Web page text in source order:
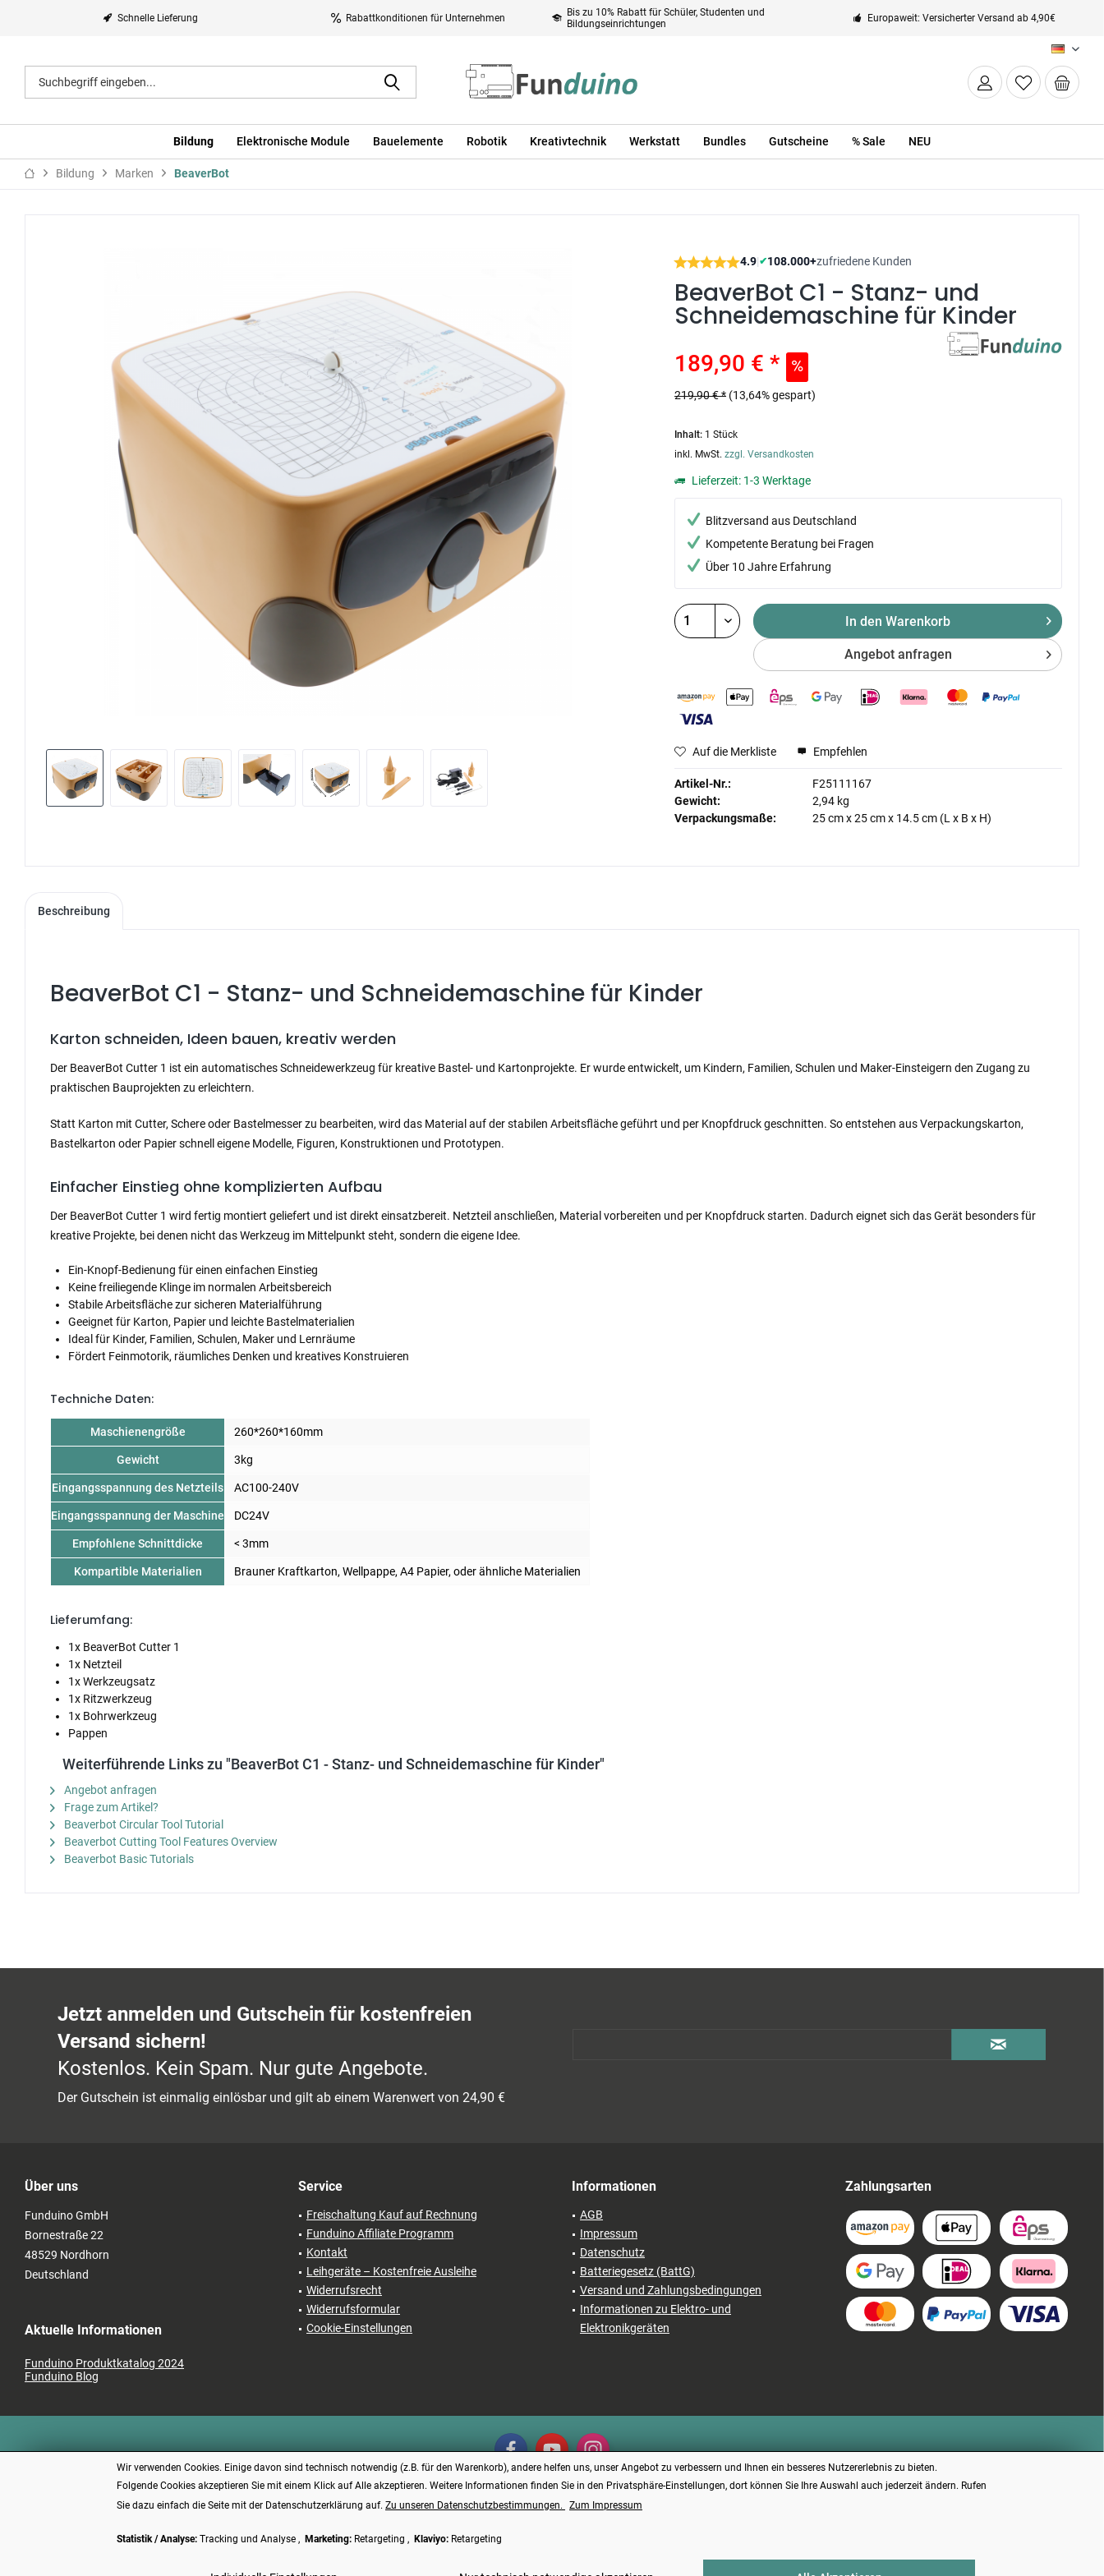
Schnelle Lieferung Rabattkonditionen für Unternehmen
Bis zu 10% Rabatt für Schüler, Studenten und
Bildungseinrichtungen
Europaweit: Versicherter Versand ab 4,90€
DE
Bildung Elektronische Module Bauelemente Robotik Kreativtechnik Werkstatt Bundles Gutscheine % Sale NEU
Bildung Marken BeaverBot
4.9|✔108.000+zufriedene Kunden
BeaverBot C1 - Stanz- und
Schneidemaschine für Kinder
189,90 € *
219,90 € * (13,64% gespart)
Inhalt: 1 Stück
inkl. MwSt.zzgl. Versandkosten
Lieferzeit: 1-3 Werktage
Blitzversand aus Deutschland
Kompetente Beratung bei Fragen
Über 10 Jahre Erfahrung
In den Warenkorb
Angebot anfragen
Auf die Merkliste Empfehlen
Artikel-Nr.:
F25111167
Gewicht:
2,94 kg
Verpackungsmaße:
25 cmx25 cmx 14.5 cm (L x B x H)
Beschreibung
BeaverBot C1 - Stanz- und Schneidemaschine für Kinder
Karton schneiden, Ideen bauen, kreativ werden
Der BeaverBot Cutter 1 ist ein automatisches Schneidewerkzeug für kreative Bastel- und Kartonprojekte. Er wurde entwickelt, um Kindern, Familien, Schulen und Maker-Einsteigern den Zugang zu
praktischen Bauprojekten zu erleichtern.
Statt Karton mit Cutter, Schere oder Bastelmesser zu bearbeiten, wird das Material auf der stabilen Arbeitsfläche geführt und per Knopfdruck geschnitten. So entstehen aus Verpackungskarton,
Bastelkarton oder Papier schnell eigene Modelle, Figuren, Konstruktionen und Prototypen.
Einfacher Einstieg ohne komplizierten Aufbau
Der BeaverBot Cutter 1 wird fertig montiert geliefert und ist direkt einsatzbereit. Netzteil anschließen, Material vorbereiten und per Knopfdruck starten. Dadurch eignet sich das Gerät besonders für
kreative Projekte, bei denen nicht das Werkzeug im Mittelpunkt steht, sondern die eigene Idee.
Ein-Knopf-Bedienung für einen einfachen Einstieg
Keine freiliegende Klinge im normalen Arbeitsbereich
Stabile Arbeitsfläche zur sicheren Materialführung
Geeignet für Karton, Papier und leichte Bastelmaterialien
Ideal für Kinder, Familien, Schulen, Maker und Lernräume
Fördert Feinmotorik, räumliches Denken und kreatives Konstruieren
Techniche Daten:
Maschienengröße 260*260*160mm
Gewicht 3kg
Eingangsspannung des Netzteils AC100-240V
Eingangsspannung der Maschine DC24V
Empfohlene Schnittdicke < 3mm
Kompartible Materialien Brauner Kraftkarton, Wellpappe, A4 Papier, oder ähnliche Materialien
Lieferumfang:
1x BeaverBot Cutter 1
1x Netzteil
1x Werkzeugsatz
1x Ritzwerkzeug
1x Bohrwerkzeug
Pappen
Weiterführende Links zu "BeaverBot C1 - Stanz- und Schneidemaschine für Kinder"
Angebot anfragen
Frage zum Artikel?
Beaverbot Circular Tool Tutorial
Beaverbot Cutting Tool Features Overview
Beaverbot Basic Tutorials
Jetzt anmelden und Gutschein für kostenfreien
Versand sichern!
Kostenlos. Kein Spam. Nur gute Angebote.
Der Gutschein ist einmalig einlösbar und gilt ab einem Warenwert von 24,90 €
Über uns
Funduino GmbH
Bornestraße 22
48529 Nordhorn
Deutschland
Aktuelle Informationen
Funduino Produktkatalog 2024
Funduino Blog
Service
Freischaltung Kauf auf Rechnung
Funduino Affiliate Programm
Kontakt
Leihgeräte – Kostenfreie Ausleihe
Widerrufsrecht
Widerrufsformular
Cookie-Einstellungen
Informationen
AGB
Impressum
Datenschutz
Batteriegesetz (BattG)
Versand und Zahlungsbedingungen
Informationen zu Elektro- und
Elektronikgeräten
Zahlungsarten
* Alle Preise verstehen sich inkl. Mehrwertsteuer und
Wir verwenden Cookies. Einige davon sind technisch notwendig (z.B. für den Warenkorb), andere helfen uns, unser Angebot zu verbessern und Ihnen ein besseres Nutzererlebnis zu bieten.
Folgende Cookies akzeptieren Sie mit einem Klick auf Alle akzeptieren. Weitere Informationen finden Sie in den Privatsphäre-Einstellungen, dort können Sie Ihre Auswahl auch jederzeit ändern. Rufen
Sie dazu einfach die Seite mit der Datenschutzerklärung auf. Zu unseren Datenschutzbestimmungen. Zum Impressum
Statistik / Analyse: Tracking und Analyse , Marketing: Retargeting , Klaviyo: Retargeting